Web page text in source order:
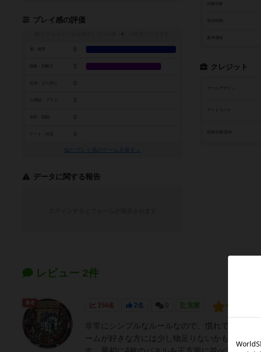
参考価格
クレジット
ゲームデザイン
アートワーク
プレイ感の評価
※
6
戦略・判断力 5
0
0
0
アート・外見 0
似たプレイ感のゲームを探す→
データに関する報告
レビュー 2件
154名 2名 0 充実
非常にシンプルなルールなので、慣れてない人
ームが好きな方には少し物足りないかもしれま
勇者